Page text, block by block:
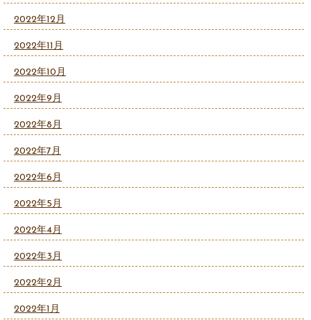
2022年12月
2022年11月
2022年10月
2022年9月
2022年8月
2022年7月
2022年6月
2022年5月
2022年4月
2022年3月
2022年2月
2022年1月